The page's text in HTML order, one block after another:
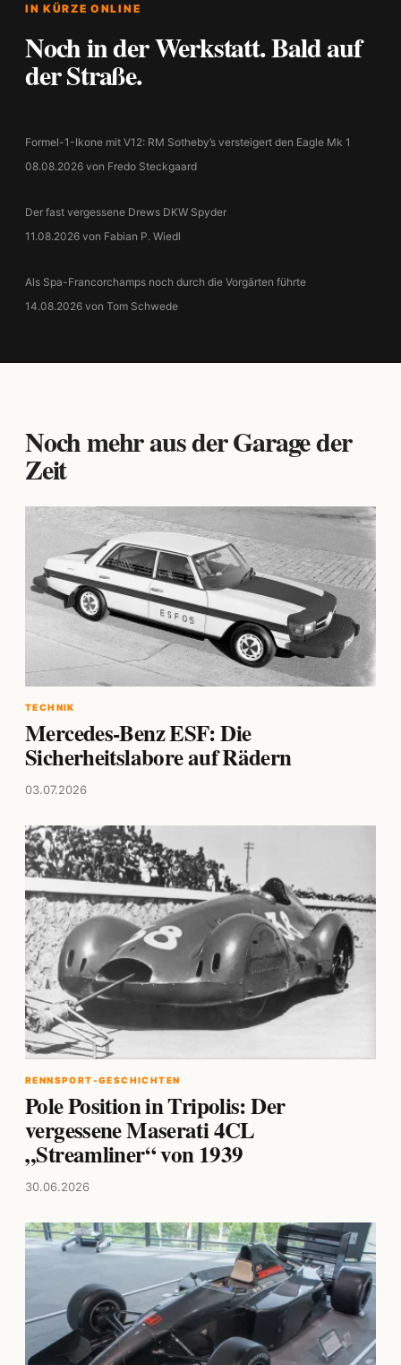
IN KÜRZE ONLINE
Noch in der Werkstatt. Bald auf
der Straße.
Formel-1-Ikone mit V12: RM Sotheby’s versteigert den Eagle Mk 1
08.08.2026 von Fredo Steckgaard
Der fast vergessene Drews DKW Spyder
11.08.2026 von Fabian P. Wiedl
Als Spa-Francorchamps noch durch die Vorgärten führte
14.08.2026 von Tom Schwede
Noch mehr aus der Garage der
Zeit
TECHNIK
Mercedes-Benz ESF: Die
Sicherheitslabore auf Rädern
03.07.2026
RENNSPORT-GESCHICHTEN
Pole Position in Tripolis: Der
vergessene Maserati 4CL
„Streamliner“ von 1939
30.06.2026